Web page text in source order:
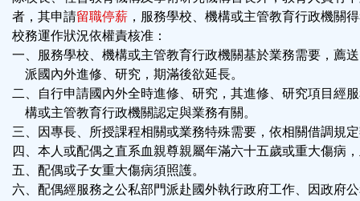
者，其申請留職停薪 ，服務學校、機構或主管教育行政機關
校務運作狀況依權責核准：
一、服務學校、機構或主管教育行政機關基於業務需要，薦
派國內外進修、研究，期滿後欲延長。
二、自行申請國內外全時進修、研究，其進修、研究項目經
構或主管教育行政機關認定與業務有關。
三、因專長、所授課程相關或業務特殊需要，依相關借調規
四、本人或配偶之直系血親尊親屬年滿六十五歲或重大傷病
五、配偶或子女重大傷病須照護。
六、配偶經服務之公私部門派赴國外執行政府工作、因政府